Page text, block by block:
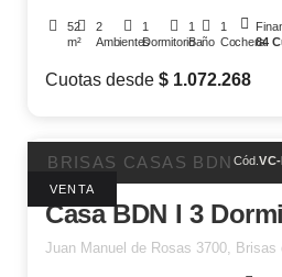
52
m²
2
Ambientes
1
Dormitorio
1
Baño
1
Cochera
84
Cuotas desde$ 1.072.268
BRISAS CASAS BDN Cód.
VENTA
Casa BDN I 3
Juan Manuel de Rosas 3700, Brisas